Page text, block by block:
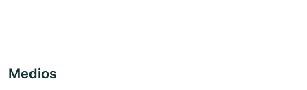
Medios